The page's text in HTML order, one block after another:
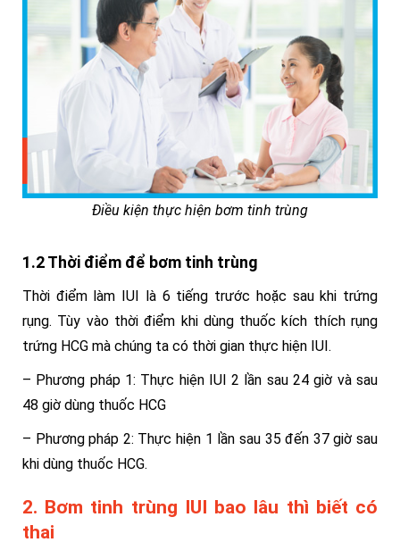
Điều kiện thực hiện bơm tinh trùng
1.2 Thời điểm để bơm tinh trùng
Thời điểm làm IUI là 6 tiếng trước hoặc sau khi trứng
rụng. Tùy vào thời điểm khi dùng thuốc kích thích rụng
trứng HCG mà chúng ta có thời gian thực hiện IUI.
– Phương pháp 1: Thực hiện IUI 2 lần sau 24 giờ và sau
48 giờ dùng thuốc HCG
– Phương pháp 2: Thực hiện 1 lần sau 35 đến 37 giờ sau
khi dùng thuốc HCG.
2. Bơm tinh trùng IUI bao lâu thì biết có
thai